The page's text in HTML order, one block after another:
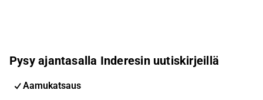
Pysy ajantasalla Inderesin uutiskirjeillä
Aamukatsaus